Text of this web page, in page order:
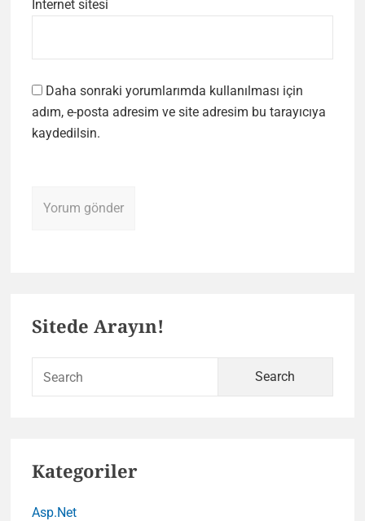
İnternet sitesi
Daha sonraki yorumlarımda kullanılması için
adım, e-posta adresim ve site adresim bu tarayıcıya
kaydedilsin.
Sitede Arayın!
Kategoriler
Asp.Net